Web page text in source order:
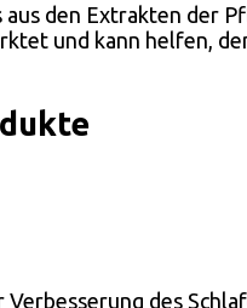
den Extrakten der
und kann helfen,
des